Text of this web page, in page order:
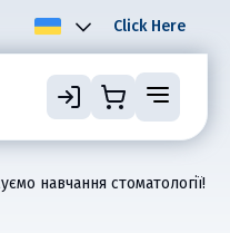
Click Here
навчання стоматології!